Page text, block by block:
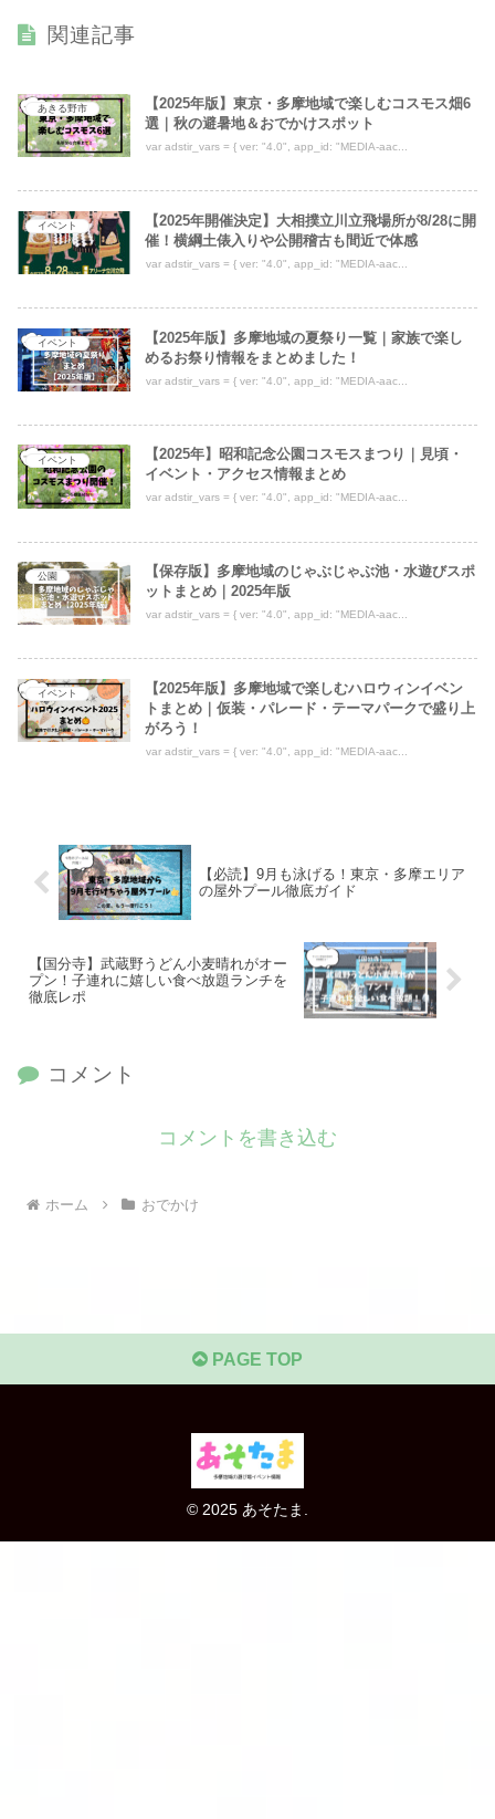
関連記事
あきる野市
【2025年版】東京・多摩地域で楽しむコスモス畑6
選｜秋の避暑地＆おでかけスポット
var adstir_vars = { ver: "4.0", app_id: "MEDIA-aac...
イベント
【2025年開催決定】大相撲立川立飛場所が8/28に開
催！横綱土俵入りや公開稽古も間近で体感
var adstir_vars = { ver: "4.0", app_id: "MEDIA-aac...
イベント
【2025年版】多摩地域の夏祭り一覧｜家族で楽し
めるお祭り情報をまとめました！
var adstir_vars = { ver: "4.0", app_id: "MEDIA-aac...
イベント
【2025年】昭和記念公園コスモスまつり｜見頃・
イベント・アクセス情報まとめ
var adstir_vars = { ver: "4.0", app_id: "MEDIA-aac...
公園
【保存版】多摩地域のじゃぶじゃぶ池・水遊びスポ
ットまとめ｜2025年版
var adstir_vars = { ver: "4.0", app_id: "MEDIA-aac...
イベント
【2025年版】多摩地域で楽しむハロウィンイベン
トまとめ｜仮装・パレード・テーマパークで盛り上
がろう！
var adstir_vars = { ver: "4.0", app_id: "MEDIA-aac...
【必読】9月も泳げる！東京・多摩エリア
の屋外プール徹底ガイド
【国分寺】武蔵野うどん小麦晴れがオー
プン！子連れに嬉しい食べ放題ランチを
徹底レポ
コメント
コメントを書き込む
ホーム おでかけ
PAGE TOP
© 2025 あそたま.